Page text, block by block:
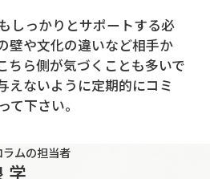
しっかりとサポートする必
壁や文化の違いなど相手か
ちら側が気づくことも多いで
えないように定期的にコミ
て下さい。
ラムの担当者
学